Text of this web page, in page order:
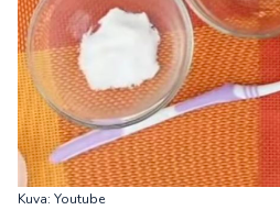
Kuva: Youtube